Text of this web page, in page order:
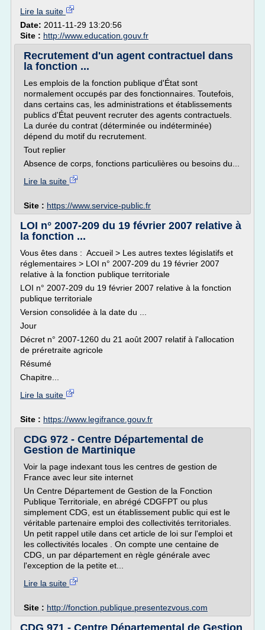
Lire la suite
Date: 2011-11-29 13:20:56
Site : http://www.education.gouv.fr
Recrutement d'un agent contractuel dans
la fonction ...
Les emplois de la fonction publique d'État sont
normalement occupés par des fonctionnaires. Toutefois,
dans certains cas, les administrations et établissements
publics d'État peuvent recruter des agents contractuels.
La durée du contrat (déterminée ou indéterminée)
dépend du motif du recrutement.
Tout replier
Absence de corps, fonctions particulières ou besoins du...
Lire la suite
Site : https://www.service-public.fr
LOI n° 2007-209 du 19 février 2007 relative à
la fonction ...
Vous êtes dans : Accueil > Les autres textes législatifs et
réglementaires > LOI n° 2007-209 du 19 février 2007
relative à la fonction publique territoriale
LOI n° 2007-209 du 19 février 2007 relative à la fonction
publique territoriale
Version consolidée à la date du ...
Jour
Décret n° 2007-1260 du 21 août 2007 relatif à l'allocation
de préretraite agricole
Résumé
Chapitre...
Lire la suite
Site : https://www.legifrance.gouv.fr
CDG 972 - Centre Départemental de
Gestion de Martinique
Voir la page indexant tous les centres de gestion de
France avec leur site internet
Un Centre Département de Gestion de la Fonction
Publique Territoriale, en abrégé CDGFPT ou plus
simplement CDG, est un établissement public qui est le
véritable partenaire emploi des collectivités territoriales.
Un petit rappel utile dans cet article de loi sur l'emploi et
les collectivités locales . On compte une centaine de
CDG, un par département en règle générale avec
l'exception de la petite et...
Lire la suite
Site : http://fonction.publique.presentezvous.com
CDG 971 - Centre Départemental de Gestion